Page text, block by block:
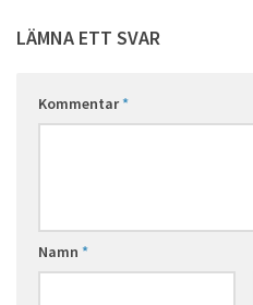
LÄMNA ETT SVAR
Kommentar*
Namn *